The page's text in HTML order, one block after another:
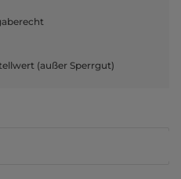
(außer Sperrgut)